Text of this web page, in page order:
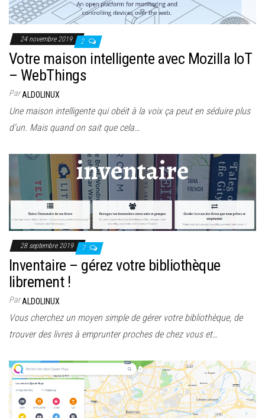
24 novembre 2019 2
Votre maison intelligente avec Mozilla IoT
– WebThings
ParALDOLINUX
Une maison intelligente qui obéit à la voix ça peut en séduire plus
d’un. Mais quand on sait que cela…
28 septembre 2019 7
Inventaire – gérez votre bibliothèque
librement !
ParALDOLINUX
Vous cherchez un moyen simple de gérer votre bibliothèque, de
trouver des livres à emprunter proches de chez vous et…